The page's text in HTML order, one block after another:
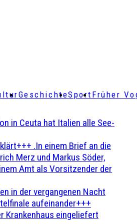
GeschichteSport Früher
in Ceuta hat Italien alle See-
.In einem Brief an die
Merz und Markus Söder,
Amt als Vorsitzender der
in der vergangenen Nacht
aufeinander+++
Krankenhaus eingeliefert